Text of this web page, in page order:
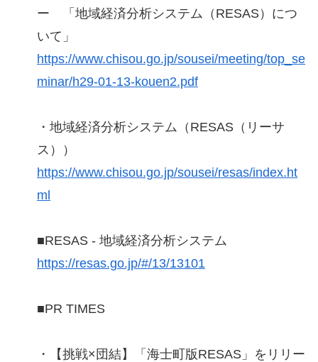
ー 「地域経済分析システム（RESAS）につ
いて」
https://www.chisou.go.jp/sousei/meeting/top_se
minar/h29-01-13-kouen2.pdf
・地域経済分析システム（RESAS（リーサ
ス））
https://www.chisou.go.jp/sousei/resas/index.ht
ml
■RESAS - 地域経済分析システム
https://resas.go.jp/#/13/13101
■PR TIMES
・【挑戦×団結】「海士町版RESAS」をリリー